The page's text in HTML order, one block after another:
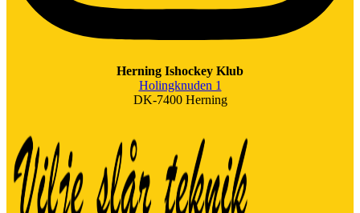
Herning Ishockey Klub
Holingknuden 1
DK-7400 Herning